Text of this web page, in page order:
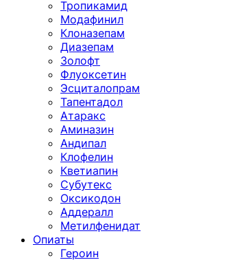
Тропикамид
Модафинил
Клоназепам
Диазепам
Золофт
Флуоксетин
Эсциталопрам
Тапентадол
Атаракс
Аминазин
Андипал
Клофелин
Кветиапин
Субутекс
Оксикодон
Аддералл
Метилфенидат
Опиаты
Героин